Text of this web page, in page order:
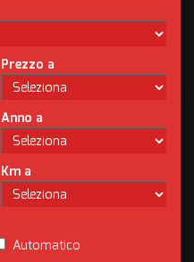
Prezzo a
Anno a
Km a
Automatico